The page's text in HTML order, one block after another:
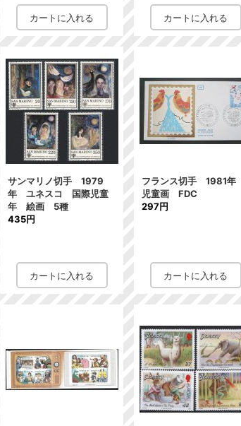
サンマリノ切手 1979
年 ユネスコ 国際児童
年 絵画 5種
435円
フランス切手 1981年
児童画 FDC
297円